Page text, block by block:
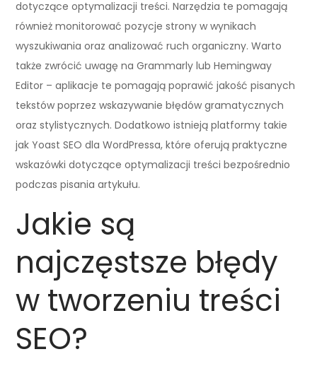
dotyczące optymalizacji treści. Narzędzia te pomagają
również monitorować pozycje strony w wynikach
wyszukiwania oraz analizować ruch organiczny. Warto
także zwrócić uwagę na Grammarly lub Hemingway
Editor – aplikacje te pomagają poprawić jakość pisanych
tekstów poprzez wskazywanie błędów gramatycznych
oraz stylistycznych. Dodatkowo istnieją platformy takie
jak Yoast SEO dla WordPressa, które oferują praktyczne
wskazówki dotyczące optymalizacji treści bezpośrednio
podczas pisania artykułu.
Jakie są
najczęstsze błędy
w tworzeniu treści
SEO?